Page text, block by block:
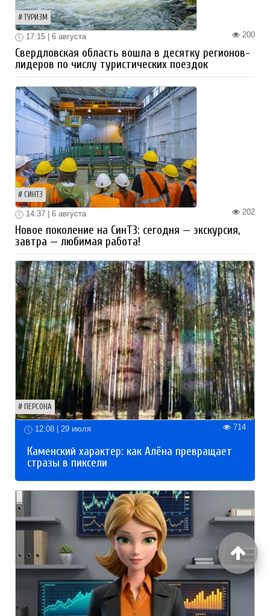
ТУРИЗМ
200
17:15 | 6 августа
Свердловская область вошла в десятку регионов-
лидеров по числу туристических поездок
СИНТЗ
202
14:37 | 6 августа
Новое поколение на СинТЗ: сегодня — экскурсия,
завтра — любимая работа!
ПЕРСОНА
12:08 | 29 июля 714
Каменский характер: как Алёна превращает
стразы в пиксели